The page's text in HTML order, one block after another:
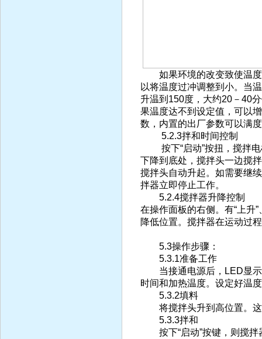
如果环境的改变致使温度
以将温度过冲调整到小。当
升温到150度，大约20－40
果温度达不到设定值，可以
数，内置的出厂参数可以满
5.2.3拌和时间控制
按下“启动”按扭，搅拌电
下降到底处，搅拌头一边搅
搅拌头自动升起。如需要继
拌器立即停止工作。
5.2.4搅拌器升降控制
在操作面板的右侧。有“上升”
降低位置。搅拌器在运动过
5.3操作步骤：
5.3.1准备工作
当接通电源后，LED显示
时间和加热温度。设定好温
5.3.2填料
将搅拌头升到高位置。这
5.3.3拌和
按下“启动”按键，则搅拌